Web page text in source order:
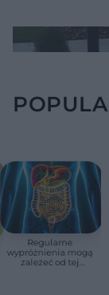
Regularne
wypróżnienia mogą
zależeć od tej